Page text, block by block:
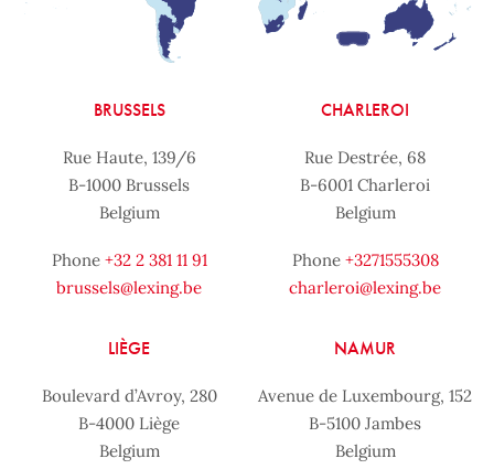
BRUSSELS
Rue Haute, 139/6
B-1000 Brussels
Belgium
Phone +32 2 381 11 91
brussels@lexing.be
CHARLEROI
Rue Destrée, 68
B-6001 Charleroi
Belgium
Phone +3271555308
charleroi@lexing.be
LIÈGE
Boulevard d’Avroy, 280
B-4000 Liège
Belgium
NAMUR
Avenue de Luxembourg, 152
B-5100 Jambes
Belgium